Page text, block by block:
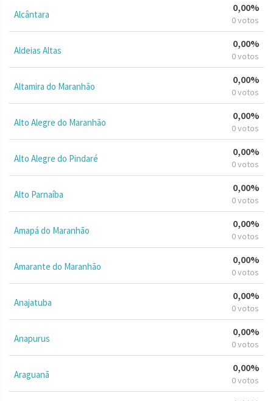
Alcântara
0,00%
0 votos
Aldeias Altas
0,00%
0 votos
Altamira do Maranhão
0,00%
0 votos
Alto Alegre do Maranhão
0,00%
0 votos
Alto Alegre do Pindaré
0,00%
0 votos
Alto Parnaíba
0,00%
0 votos
Amapá do Maranhão
0,00%
0 votos
Amarante do Maranhão
0,00%
0 votos
Anajatuba
0,00%
0 votos
Anapurus
0,00%
0 votos
Araguanã
0,00%
0 votos